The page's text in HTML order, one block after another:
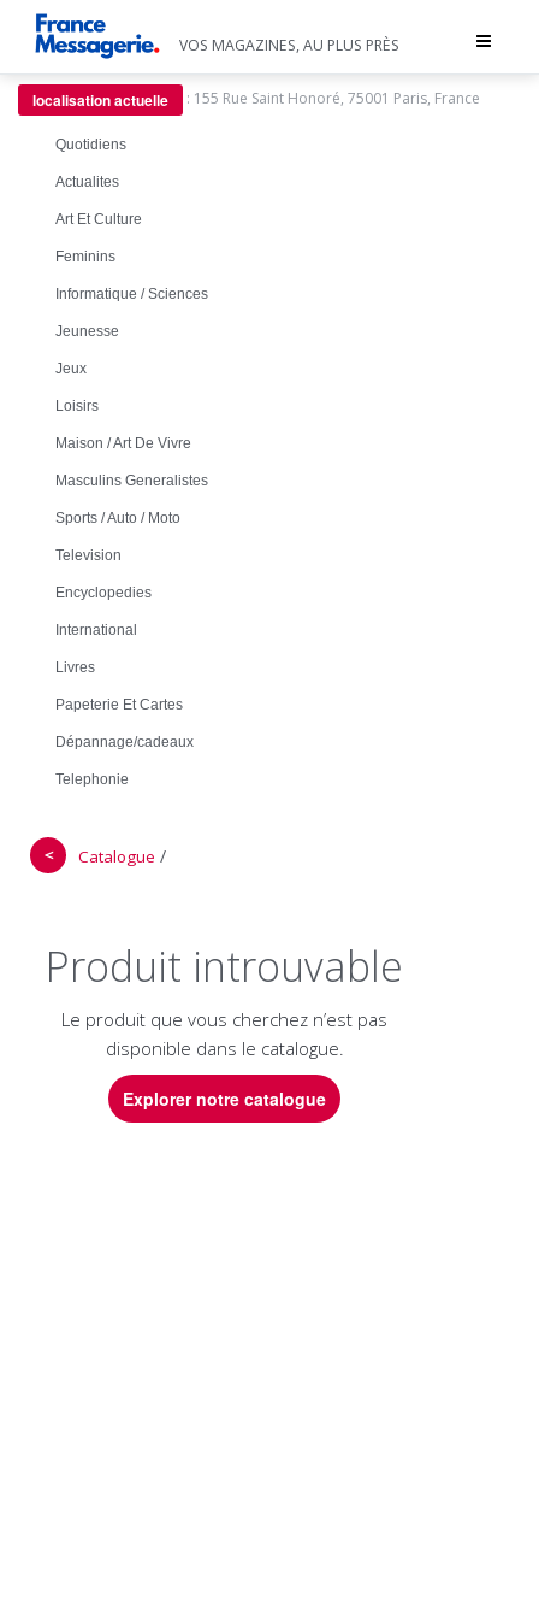
Toggle
VOS MAGAZINES, AU PLUS PRÈS
localisation actuelle : 155 Rue Saint Honoré, 75001 Paris, France
Quotidiens
Actualites
Art Et Culture
Feminins
Informatique / Sciences
Jeunesse
Jeux
Loisirs
Maison / Art De Vivre
Masculins Generalistes
Sports / Auto / Moto
Television
Encyclopedies
International
Livres
Papeterie Et Cartes
Dépannage/cadeaux
Telephonie
＜ Catalogue /
Produit introuvable
Le produit que vous cherchez n’est pas
disponible dans le catalogue.
Explorer notre catalogue